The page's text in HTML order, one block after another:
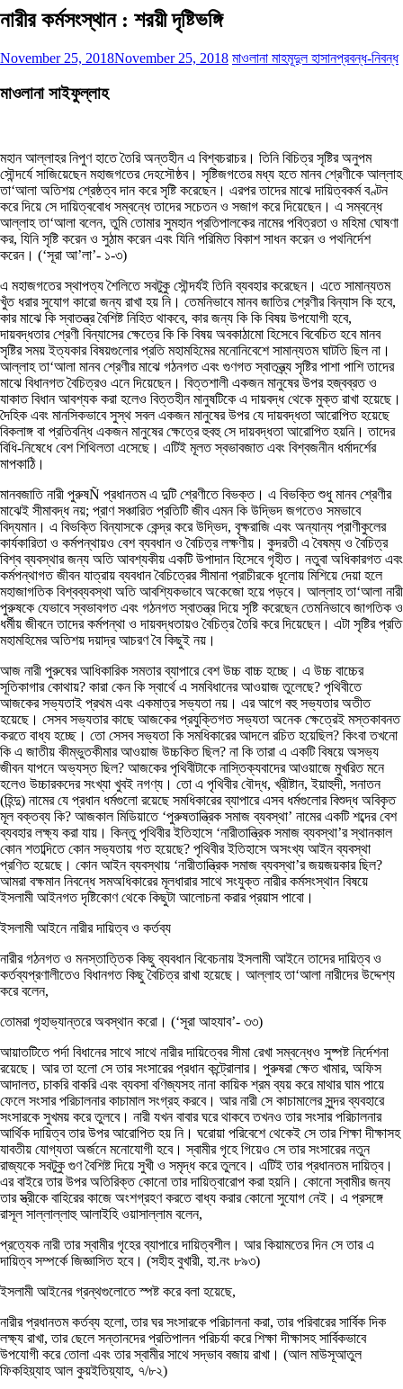
নারীর কর্মসংস্থান : শরয়ী দৃষ্টিভঙ্গি
November 25, 2018November 25, 2018 মাওলানা মাহমূদুল হাসানপ্রবন্ধ-নিবন্ধ
মাওলানা সাইফুল্লাহ
মহান আল্লাহর নিপুণ হাতে তৈরি অন্তহীন এ বিশ্বচরাচর। তিনি বিচিত্র সৃষ্টির অনুপম
সৌন্দর্যে সাজিয়েছেন মহাজগতের দেহসৌষ্ঠব। সৃষ্টিজগতের মধ্য হতে মানব শ্রেণীকে আল্লাহ
তা‘আলা অতিশয় শ্রেষ্ঠত্ব দান করে সৃষ্টি করেছেন। এরপর তাদের মাঝে দায়িত্বকর্ম বণ্টন
করে দিয়ে সে দায়িত্ববোধ সম্বন্ধে তাদের সচেতন ও সজাগ করে দিয়েছেন। এ সম্বন্ধে
আল্লাহ তা‘আলা বলেন, তুমি তোমার সুমহান প্রতিপালকের নামের পবিত্রতা ও মহিমা ঘোষণা
কর, যিনি সৃষ্টি করেন ও সুঠাম করেন এবং যিনি পরিমিত বিকাশ সাধন করেন ও পথনির্দেশ
করেন। (‘সূরা আ’লা’- ১-৩)
এ মহাজগতের স্থাপত্য শৈলিতে সবটুকু সৌন্দর্যই তিনি ব্যবহার করেছেন। এতে সামান্যতম
খুঁত ধরার সুযোগ কারো জন্য রাখা হয় নি। তেমনিভাবে মানব জাতির শ্রেণীর বিন্যাস কি হবে,
কার মাঝে কি স্বাতন্ত্র বৈশিষ্ট নিহিত থাকবে, কার জন্য কি কি বিষয় উপযোগী হবে,
দায়বদ্ধতার শ্রেণী বিন্যাসের ক্ষেত্রে কি কি বিষয় অবকাঠামো হিসেবে বিবেচিত হবে মানব
সৃষ্টির সময় ইত্যকার বিষয়গুলোর প্রতি মহামহিমের মনোনিবেশে সামান্যতম ঘাটতি ছিল না।
আল্লাহ তা‘আলা মানব শ্রেণীর মাঝে গঠনগত এবং গুণগত স্বাতন্ত্র্য সৃষ্টির পাশা পাশি তাদের
মাঝে বিধানগত বৈচিত্রও এনে দিয়েছেন। বিত্তশালী একজন মানুষের উপর হজ্বব্রত ও
যাকাত বিধান আবশ্যক করা হলেও বিত্তহীন মানুষটিকে এ দায়বদ্ধ থেকে মুক্ত রাখা হয়েছে।
দৈহিক এবং মানসিকভাবে সুস্থ সবল একজন মানুষের উপর যে দায়বদ্ধতা আরোপিত হয়েছে
বিকলাঙ্গ বা প্রতিবন্ধি একজন মানুষের ক্ষেত্রে হুবহু সে দায়বদ্ধতা আরোপিত হয়নি। তাদের
বিধি-নিষেধে বেশ শিথিলতা এসেছে। এটিই মূলত স্বভাবজাত এবং বিশ্বজনীন ধর্মাদর্শের
মাপকাঠি।
মানবজাতি নারী পুরুষÑ প্রধানতম এ দুটি শ্রেণীতে বিভক্ত। এ বিভক্তি শুধু মানব শ্রেণীর
মাঝেই সীমাবদ্ধ নয়; প্রাণ সঞ্চারিত প্রতিটি জীব এমন কি উদ্ভিদ জগতেও সমভাবে
বিদ্যমান। এ বিভক্তি বিন্যাসকে কেন্দ্র করে উদ্ভিদ, বৃক্ষরাজি এবং অন্যান্য প্রাণীকুলের
কার্যকারিতা ও কর্মপন্থায়ও বেশ ব্যবধান ও বৈচিত্র লক্ষণীয়। কুদরতী এ বৈষম্য ও বৈচিত্র
বিশ্ব ব্যবস্থার জন্য অতি আবশ্যকীয় একটি উপাদান হিসেবে গৃহীত। নতুবা অধিকারগত এবং
কর্মপন্থাগত জীবন যাত্রায় ব্যবধান বৈচিত্রের সীমানা প্রাচীরকে ধূলোয় মিশিয়ে দেয়া হলে
মহাজাগতিক বিশ্বব্যবস্থা অতি আবশ্যিকভাবে অকেজো হয়ে পড়বে। আল্লাহ তা‘আলা নারী
পুরুষকে যেভাবে স্বভাবগত এবং গঠনগত স্বাতন্ত্র দিয়ে সৃষ্টি করেছেন তেমনিভাবে জাগতিক ও
ধর্মীয় জীবনে তাদের কর্মপন্থা ও দায়বদ্ধতায়ও বৈচিত্র তৈরি করে দিয়েছেন। এটা সৃষ্টির প্রতি
মহামহিমের অতিশয় দয়াদ্র আচরণ বৈ কিছুই নয়।
আজ নারী পুরুষের আধিকারিক সমতার ব্যাপারে বেশ উচ্চ বাচ্চ হচ্ছে। এ উচ্চ বাচ্চের
সূতিকাগার কোথায়? কারা কেন কি স্বার্থে এ সমবিধানের আওয়াজ তুলেছে? পৃথিবীতে
আজকের সভ্যতাই প্রথম এবং একমাত্র সভ্যতা নয়। এর আগে বহু সভ্যতার অতীত
হয়েছে। সেসব সভ্যতার কাছে আজকের প্রযুক্তিগত সভ্যতা অনেক ক্ষেত্রেই মস্তকাবনত
করতে বাধ্য হচ্ছে। তো সেসব সভ্যতা কি সমধিকারের আদলে রচিত হয়েছিল? কিংবা তখনো
কি এ জাতীয় কীম্ভুতকীমার আওয়াজ উচ্চকিত ছিল? না কি তারা এ একটি বিষয়ে অসভ্য
জীবন যাপনে অভ্যস্ত ছিল? আজকের পৃথিবীটাকে নাস্তিক্যবাদের আওয়াজে মুখরিত মনে
হলেও উচ্চারকদের সংখ্যা খুবই নগণ্য। তো এ পৃথিবীর বৌদ্ধ, খ্রীষ্টান, ইয়াহুদী, সনাতন
(হিন্দু) নামের যে প্রধান ধর্মগুলো রয়েছে সমধিকারের ব্যাপারে এসব ধর্মগুলোর বিশুদ্ধ অবিকৃত
মূল বক্তব্য কি? আজকাল মিডিয়াতে ‘পুরুষতান্ত্রিক সমাজ ব্যবস্থা’ নামের একটি শব্দের বেশ
ব্যবহার লক্ষ্য করা যায়। কিন্তু পৃথিবীর ইতিহাসে ‘নারীতান্ত্রিক সমাজ ব্যবস্থা’র স্থানকাল
কোন শতাব্দিতে কোন সভ্যতায় গত হয়েছে? পৃথিবীর ইতিহাসে অসংখ্য আইন ব্যবস্থা
প্রণিত হয়েছে। কোন আইন ব্যবস্থায় ‘নারীতান্ত্রিক সমাজ ব্যবস্থা’র জয়জয়কার ছিল?
আমরা বক্ষমান নিবন্ধে সমঅধিকারের মূলধারার সাথে সংযুক্ত নারীর কর্মসংস্থান বিষয়ে
ইসলামী আইনগত দৃষ্টিকোণ থেকে কিছুটা আলোচনা করার প্রয়াস পাবো।
ইসলামী আইনে নারীর দায়িত্ব ও কর্তব্য
নারীর গঠনগত ও মনস্তাত্তিক কিছু ব্যবধান বিবেচনায় ইসলামী আইনে তাদের দায়িত্ব ও
কর্তব্যপ্রণালীতেও বিধানগত কিছু বৈচিত্র রাখা হয়েছে। আল্লাহ তা‘আলা নারীদের উদ্দেশ্য
করে বলেন,
তোমরা গৃহাভ্যান্তরে অবস্থান করো। (‘সূরা আহযাব’- ৩৩)
আয়াতটিতে পর্দা বিধানের সাথে সাথে নারীর দায়িত্বের সীমা রেখা সম্বন্ধেও সুষ্পষ্ট নির্দেশনা
রয়েছে। আর তা হলো সে তার সংসারের প্রধান কন্ট্রোলার। পুরুষরা ক্ষেত খামার, অফিস
আদালত, চাকরি বাকরি এবং ব্যবসা বণিজ্যসহ নানা কায়িক শ্রম ব্যয় করে মাথার ঘাম পায়ে
ফেলে সংসার পরিচালনার কাচামাল সংগ্রহ করবে। আর নারী সে কাচামালের সুন্দর ব্যবহারে
সংসারকে সুখময় করে তুলবে। নারী যখন বাবার ঘরে থাকবে তখনও তার সংসার পরিচালনার
আর্থিক দায়িত্ব তার উপর আরোপিত হয় নি। ঘরোয়া পরিবেশে থেকেই সে তার শিক্ষা দীক্ষাসহ
যাবতীয় যোগ্যতা অর্জনে মনোযোগী হবে। স্বামীর গৃহে গিয়েও সে তার সংসারের নতুন
রাজ্যকে সবটুকু গুণ বৈশিষ্ট দিয়ে সুখী ও সমৃদ্ধ করে তুলবে। এটিই তার প্রধানতম দায়িত্ব।
এর বাইরে তার উপর অতিরিক্ত কোনো তার দায়িত্বারোপ করা হয়নি। কোনো স্বামীর জন্য
তার স্ত্রীকে বাহিরের কাজে অংশগ্রহণ করতে বাধ্য করার কোনো সুযোগ নেই। এ প্রসঙ্গে
রাসূল সাল্লাল্লাহু আলাইহি ওয়াসাল্লাম বলেন,
প্রত্যেক নারী তার স্বামীর গৃহের ব্যাপারে দায়িত্বশীল। আর কিয়ামতের দিন সে তার এ
দায়িত্ব সম্পর্কে জিজ্ঞাসিত হবে। (সহীহ বুখারী, হা.নং ৮৯৩)
ইসলামী আইনের গ্রন্থগুলোতে স্পষ্ট করে বলা হয়েছে,
নারীর প্রধানতম কর্তব্য হলো, তার ঘর সংসারকে পরিচালনা করা, তার পরিবারের সার্বিক দিক
লক্ষ্য রাখা, তার ছেলে সন্তানদের প্রতিপালন পরিচর্যা করে শিক্ষা দীক্ষাসহ সার্বিকভাবে
উপযোগী করে তোলা এবং তার স্বামীর সাথে সদ্ভাব বজায় রাখা। (আল মাউসূআতুল
ফিকহিয়্যাহ আল কুয়ইতিয়্যাহ, ৭/৮২)